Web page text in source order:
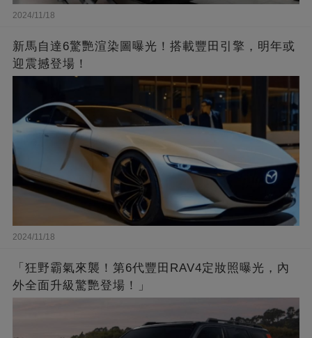
2024/11/18
新馬自達6驚艷渲染圖曝光！搭載豐田引擎，明年或
迎震撼登場！
2024/11/18
「狂野霸氣來襲！第6代豐田RAV4定妝照曝光，內
外全面升級驚艷登場！」